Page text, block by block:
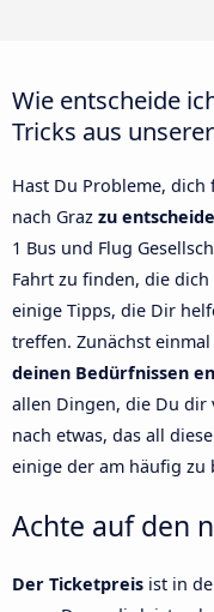
Wie entscheide
Tricks aus
Hast Du Probleme,
nach Graz zu
1 Bus und Flug
Fahrt zu finden, die
einige Tipps, die Dir
treffen. Zunächst
deinen Bedürfnissen
allen Dingen, die Du dir
nach etwas, das all
einige der am häufig zu
Achte auf den
Der Ticketpreis ist in